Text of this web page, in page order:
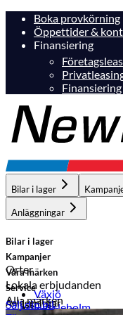
Boka provkörning
Öppettider &
Finansiering
Finansiering
Bilar i lager
Anläggningar
Bilar i lager
Orter
Växjö
Hässleholm
Kampanjer
Lokala erbjudanden
Hässleholm
Våra märken
Alla märken
Service
Anläggningar
Sälj din bil